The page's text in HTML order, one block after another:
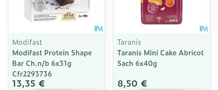
Modifast
Modifast Protein Shape
Bar Ch.n/b 6x31g
Cfr2293736
13,35 €
Taranis
Taranis Mini Cake Abricot
Sach 6x40g
8,50 €